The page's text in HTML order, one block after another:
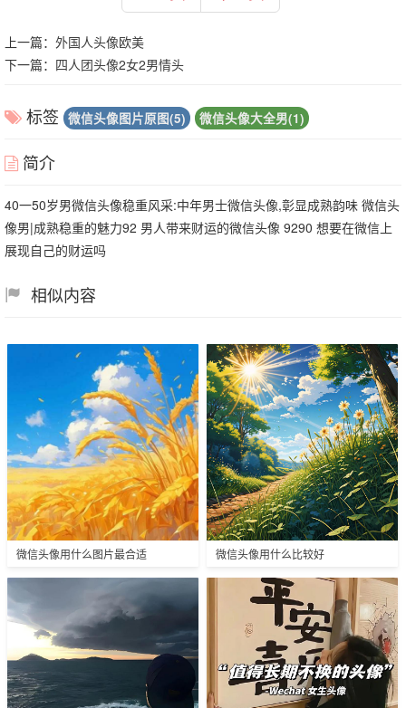
上一篇： 外国人头像欧美
下一篇： 四人团头像2女2男情头
标签 微信头像图片原图(5) 微信头像大全男(1)
简介
40一50岁男微信头像稳重风采:中年男士微信头像,彰显成熟韵味 微信头
像男|成熟稳重的魅力92 男人带来财运的微信头像 9290 想要在微信上
展现自己的财运吗
相似内容
微信头像用什么图片最合适 微信头像用什么比较好